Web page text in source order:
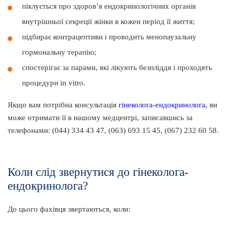
піклується про здоров’я ендокринологічних органів
внутрішньої секреції жінки в кожен період її життя;
підбирає контрацептиви і проводить менопаузальну
гормональну терапію;
спостерігає за парами, які лікують безпліддя і проходять
процедури in vitro.
Якщо вам потрібна консультація гінеколога-ендокринолога, ви
може отримати її в нашому медцентрі, записавшись за
телефонами: (044) 334 43 47, (063) 693 15 45, (067) 232 60 58.
Коли слід звернутися до гінеколога-
ендокринолога?
До цього фахівця звертаються, коли: